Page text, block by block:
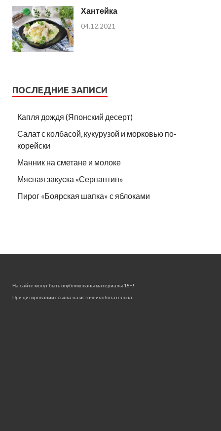
Хантейка
04.12.2021
ПОСЛЕДНИЕ ЗАПИСИ
Капля дождя (Японский десерт)
Салат с колбасой, кукурузой и морковью по-
корейски
Манник на сметане и молоке
Мясная закуска «Серпантин»
Пирог «Боярская шапка» с яблоками
На сайте могут быть опубликованы материалы 18+!
При цитировании ссылка на источник обязательна.